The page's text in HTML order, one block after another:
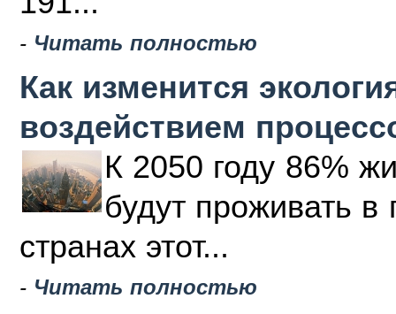
- Читать полностью
Как изменится
воздействием
К 2050 году 86%
будут проживать
странах этот...
- Читать полностью